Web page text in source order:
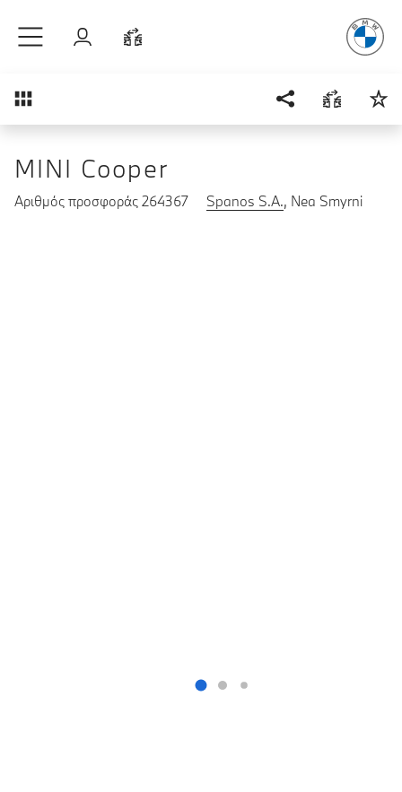
Σύνδεση
Επισκόπηση
MINI Cooper
Αριθμός προσφοράς 264367 Spanos S.A., Nea Smyrni